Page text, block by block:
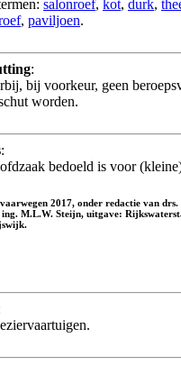
salonroef, kot, durk,
, paviljoen.
:
bij voorkeur, geen
worden.
:
bedoeld is voor
2017, onder redactie van
ing. M.L.W. Steijn, uitgave: